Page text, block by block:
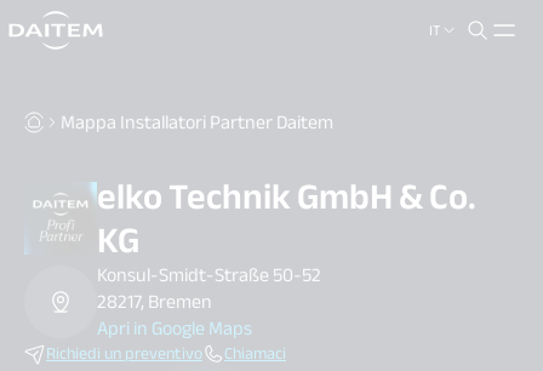
IT
search.label
Mappa Installatori Partner Daitem
elko Technik GmbH & Co.
KG
Konsul-Smidt-Straße 50-52
28217, Bremen
Apri in Google Maps
Richiedi un preventivo Chiamaci